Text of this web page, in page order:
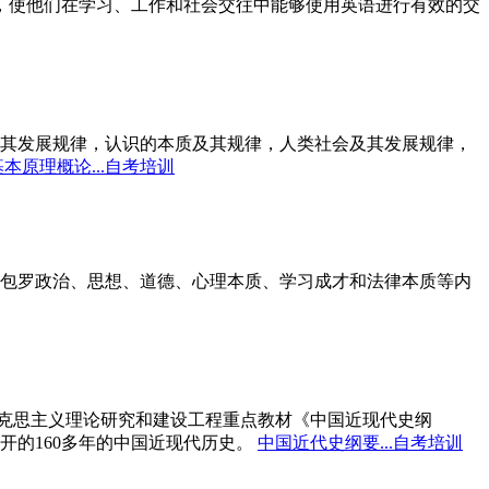
他们在学习、工作和社会交往中能够使用英语进行有效的交
展规律，认识的本质及其规律，人类社会及其发展规律，
原理概论...自考培训
罗政治、思想、道德、心理本质、学习成才和法律本质等内
思主义理论研究和建设工程重点教材《中国近现代史纲
的160多年的中国近现代历史。
中国近代史纲要...自考培训